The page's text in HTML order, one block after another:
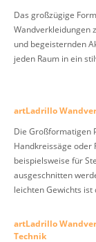
Das großzügige
Wandverkleidungen
und begeisternden
jeden Raum in ein
artLadrillo
Die Großformatigen
Handkreissäge oder
beispielsweise für
ausgeschnitten
leichten Gewichts ist
artLadrillo
Technik